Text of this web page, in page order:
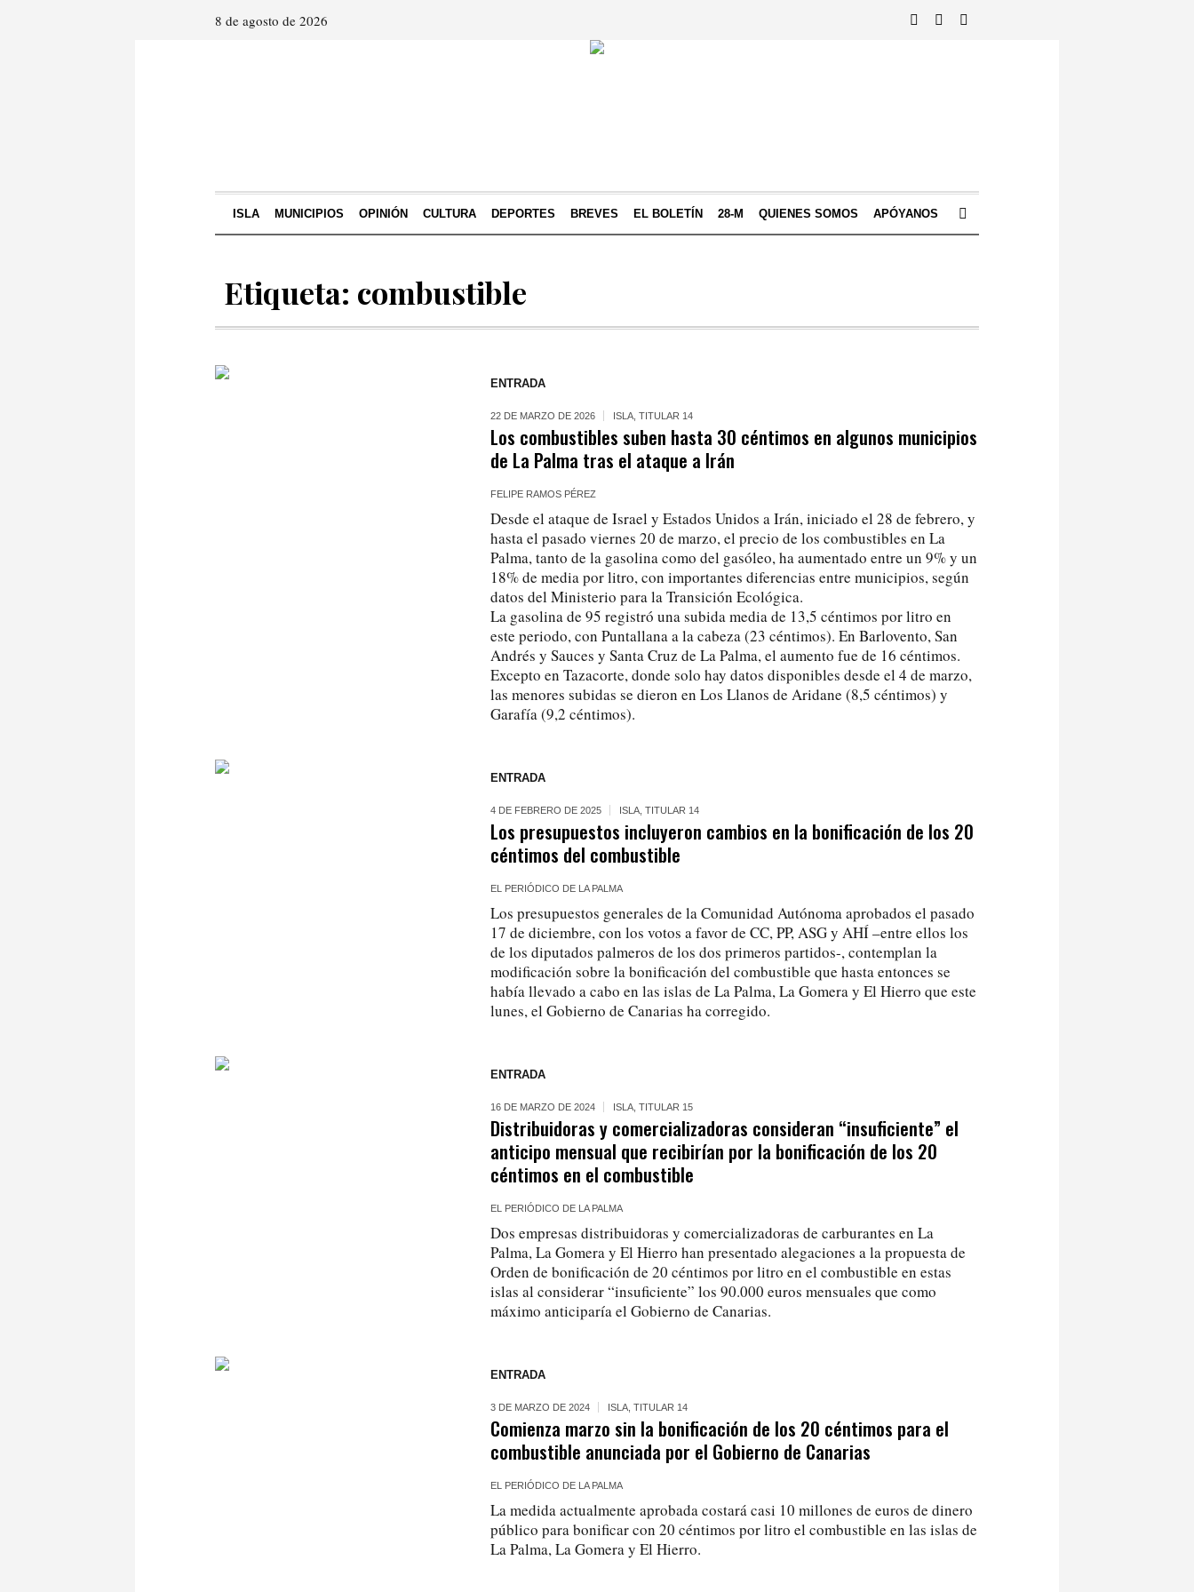
8 de agosto de 2026
ISLA MUNICIPIOS OPINIÓN CULTURA DEPORTES BREVES EL BOLETÍN 28-M QUIENES SOMOS APÓYANOS
Etiqueta: combustible
ENTRADA
22 DE MARZO DE 2026 ISLA ,TITULAR 14
Los combustibles suben hasta 30 céntimos en algunos municipios
de La Palma tras el ataque a Irán
FELIPE RAMOS PÉREZ
Desde el ataque de Israel y Estados Unidos a Irán, iniciado el 28 de febrero, y
hasta el pasado viernes 20 de marzo, el precio de los combustibles en La
Palma, tanto de la gasolina como del gasóleo, ha aumentado entre un 9% y un
18% de media por litro, con importantes diferencias entre municipios, según
datos del Ministerio para la Transición Ecológica.
La gasolina de 95 registró una subida media de 13,5 céntimos por litro en
este periodo, con Puntallana a la cabeza (23 céntimos). En Barlovento, San
Andrés y Sauces y Santa Cruz de La Palma, el aumento fue de 16 céntimos.
Excepto en Tazacorte, donde solo hay datos disponibles desde el 4 de marzo,
las menores subidas se dieron en Los Llanos de Aridane (8,5 céntimos) y
Garafía (9,2 céntimos).
ENTRADA
4 DE FEBRERO DE 2025 ISLA ,TITULAR 14
Los presupuestos incluyeron cambios en la bonificación de los 20
céntimos del combustible
EL PERIÓDICO DE LA PALMA
Los presupuestos generales de la Comunidad Autónoma aprobados el pasado
17 de diciembre, con los votos a favor de CC, PP, ASG y AHÍ –entre ellos los
de los diputados palmeros de los dos primeros partidos-, contemplan la
modificación sobre la bonificación del combustible que hasta entonces se
había llevado a cabo en las islas de La Palma, La Gomera y El Hierro que este
lunes, el Gobierno de Canarias ha corregido.
ENTRADA
16 DE MARZO DE 2024 ISLA ,TITULAR 15
Distribuidoras y comercializadoras consideran “insuficiente” el
anticipo mensual que recibirían por la bonificación de los 20
céntimos en el combustible
EL PERIÓDICO DE LA PALMA
Dos empresas distribuidoras y comercializadoras de carburantes en La
Palma, La Gomera y El Hierro han presentado alegaciones a la propuesta de
Orden de bonificación de 20 céntimos por litro en el combustible en estas
islas al considerar “insuficiente” los 90.000 euros mensuales que como
máximo anticiparía el Gobierno de Canarias.
ENTRADA
3 DE MARZO DE 2024 ISLA ,TITULAR 14
Comienza marzo sin la bonificación de los 20 céntimos para el
combustible anunciada por el Gobierno de Canarias
EL PERIÓDICO DE LA PALMA
La medida actualmente aprobada costará casi 10 millones de euros de dinero
público para bonificar con 20 céntimos por litro el combustible en las islas de
La Palma, La Gomera y El Hierro.